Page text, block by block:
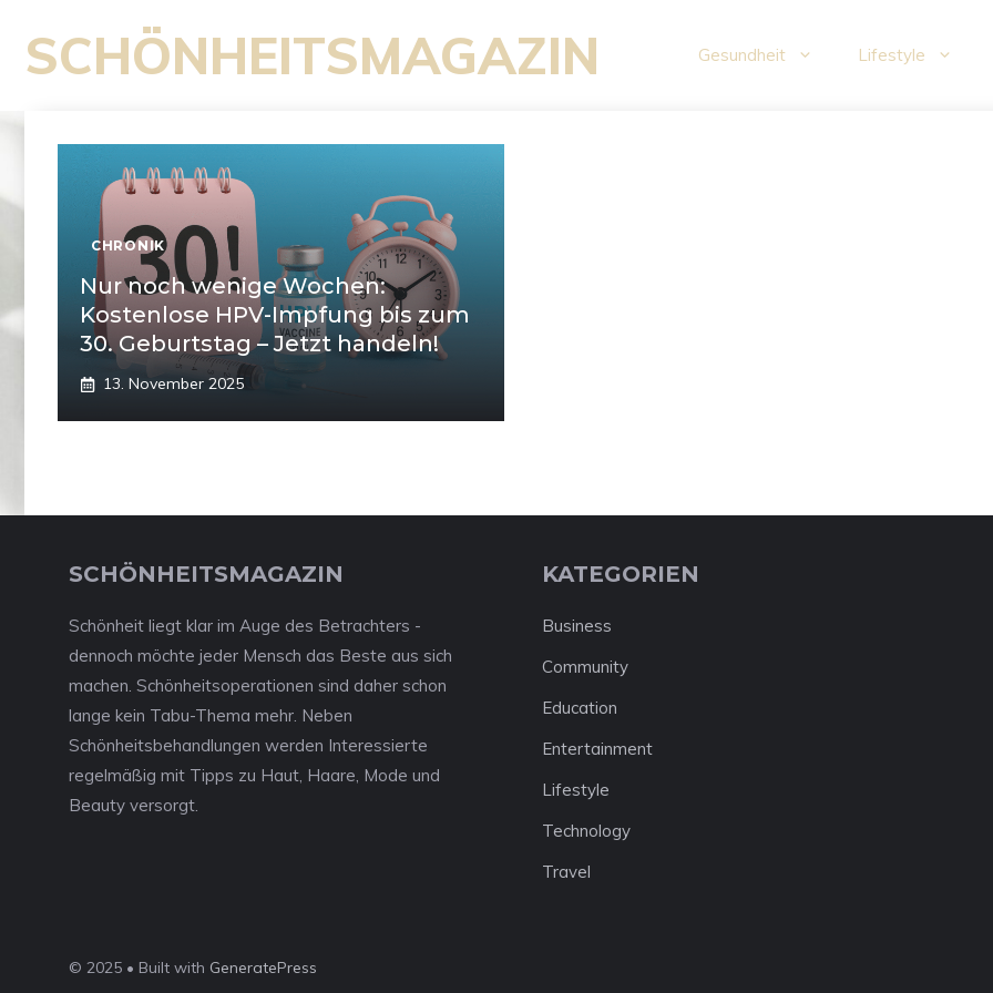
Inhalt
springen
SCHÖNHEITSMAGAZIN Gesundheit Lifestyle
CHRONIK
Nur noch wenige Wochen:
Kostenlose HPV-Impfung bis zum
30. Geburtstag – Jetzt handeln!
13. November 2025
SCHÖNHEITSMAGAZIN
Schönheit liegt klar im Auge des Betrachters -
dennoch möchte jeder Mensch das Beste aus sich
machen. Schönheitsoperationen sind daher schon
lange kein Tabu-Thema mehr. Neben
Schönheitsbehandlungen werden Interessierte
regelmäßig mit Tipps zu Haut, Haare, Mode und
Beauty versorgt.
KATEGORIEN
Business
Community
Education
Entertainment
Lifestyle
Technology
Travel
© 2025 • Built with GeneratePress